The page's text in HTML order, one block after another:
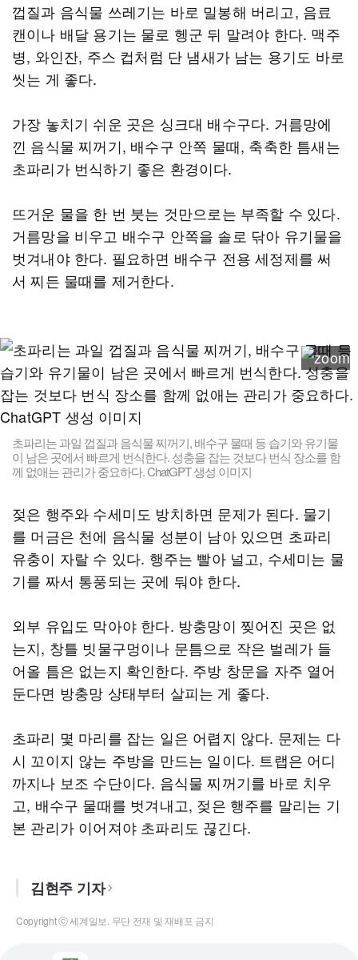
껍질과 음식물 쓰레기는 바로 밀봉해 버리고, 음료
캔이나 배달 용기는 물로 헹군 뒤 말려야 한다. 맥주
병, 와인잔, 주스 컵처럼 단 냄새가 남는 용기도 바로
씻는 게 좋다.
가장 놓치기 쉬운 곳은 싱크대 배수구다. 거름망에
낀 음식물 찌꺼기, 배수구 안쪽 물때, 축축한 틈새는
초파리가 번식하기 좋은 환경이다.
뜨거운 물을 한 번 붓는 것만으로는 부족할 수 있다.
거름망을 비우고 배수구 안쪽을 솔로 닦아 유기물을
벗겨내야 한다. 필요하면 배수구 전용 세정제를 써
서 찌든 물때를 제거한다.
초파리는 과일 껍질과 음식물 찌꺼기, 배수구 물때 등 습기와 유기물
이 남은 곳에서 빠르게 번식한다. 성충을 잡는 것보다 번식 장소를 함
께 없애는 관리가 중요하다. ChatGPT 생성 이미지
젖은 행주와 수세미도 방치하면 문제가 된다. 물기
를 머금은 천에 음식물 성분이 남아 있으면 초파리
유충이 자랄 수 있다. 행주는 빨아 널고, 수세미는 물
기를 짜서 통풍되는 곳에 둬야 한다.
외부 유입도 막아야 한다. 방충망이 찢어진 곳은 없
는지, 창틀 빗물구멍이나 문틈으로 작은 벌레가 들
어올 틈은 없는지 확인한다. 주방 창문을 자주 열어
둔다면 방충망 상태부터 살피는 게 좋다.
초파리 몇 마리를 잡는 일은 어렵지 않다. 문제는 다
시 꼬이지 않는 주방을 만드는 일이다. 트랩은 어디
까지나 보조 수단이다. 음식물 찌꺼기를 바로 치우
고, 배수구 물때를 벗겨내고, 젖은 행주를 말리는 기
본 관리가 이어져야 초파리도 끊긴다.
김현주 기자
Copyright ⓒ 세계일보. 무단 전재 및 재배포 금지